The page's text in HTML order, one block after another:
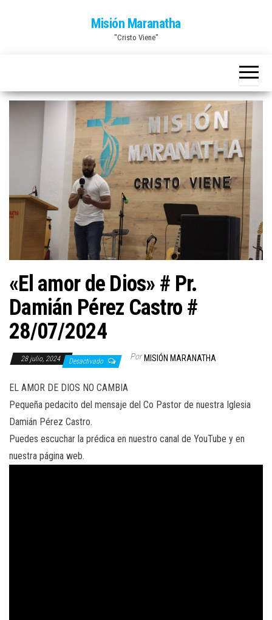
Misión Maranatha
"Cristo Viene"
«El amor de Dios» # Pr.
Damián Pérez Castro #
28/07/2024
28 julio, 2024 Desactivado Por MISIÓN MARANATHA
EL AMOR DE DIOS NO CAMBIA
Pequeña pedacito del mensaje del Co Pastor de nuestra Iglesia
Damián Pérez Castro.
Puedes escuchar la prédica en nuestro canal de YouTube y en
nuestra página web.